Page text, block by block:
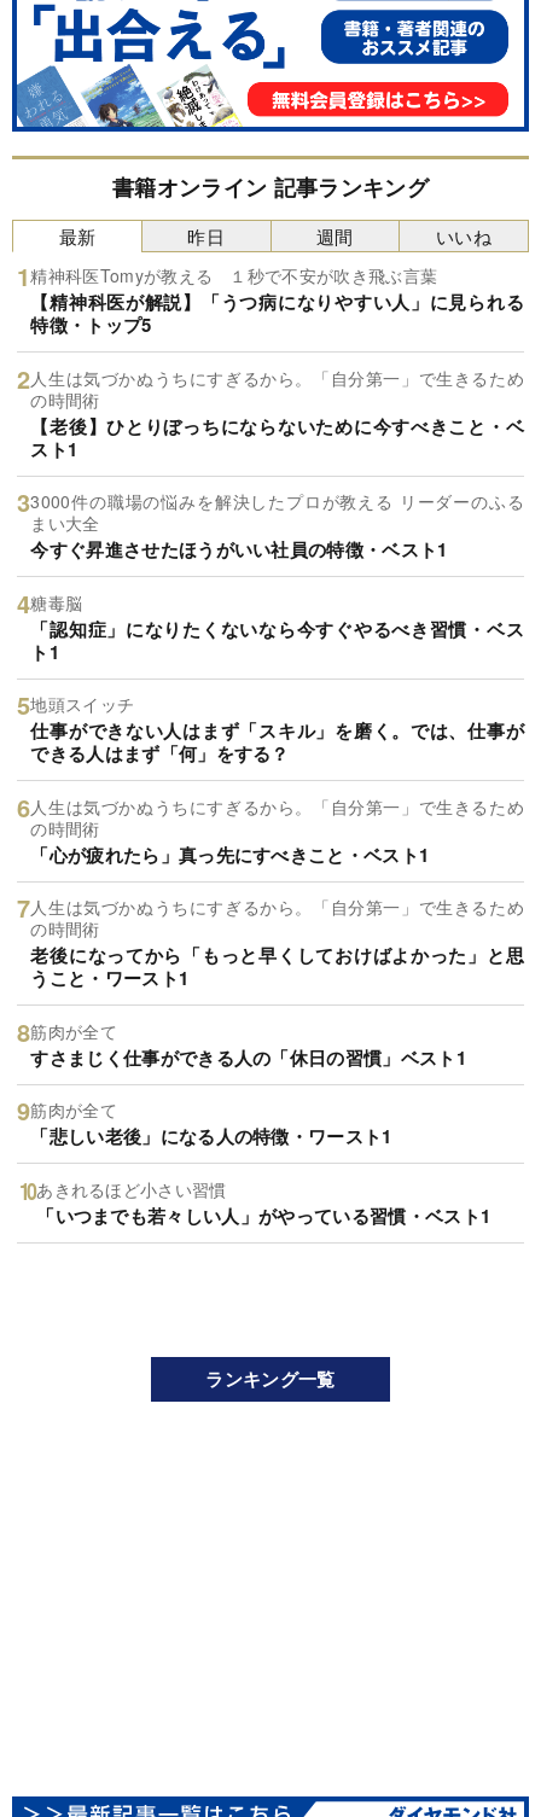
書籍オンライン 記事ランキング
最新
精神科医Tomyが教える １秒で不安が吹き飛ぶ言葉
【精神科医が解説】「うつ病になりやすい人」に見られる
特徴・トップ5
人生は気づかぬうちにすぎるから。「自分第一」で生きるため
の時間術
【老後】ひとりぼっちにならないために今すべきこと・ベ
スト1
3000件の職場の悩みを解決したプロが教える リーダーのふる
まい大全
今すぐ昇進させたほうがいい社員の特徴・ベスト1
糖毒脳
「認知症」になりたくないなら今すぐやるべき習慣・ベス
ト1
地頭スイッチ
仕事ができない人はまず「スキル」を磨く。では、仕事が
できる人はまず「何」をする？
人生は気づかぬうちにすぎるから。「自分第一」で生きるため
の時間術
「心が疲れたら」真っ先にすべきこと・ベスト1
人生は気づかぬうちにすぎるから。「自分第一」で生きるため
の時間術
老後になってから「もっと早くしておけばよかった」と思
うこと・ワースト1
筋肉が全て
すさまじく仕事ができる人の「休日の習慣」ベスト1
筋肉が全て
「悲しい老後」になる人の特徴・ワースト1
あきれるほど小さい習慣
「いつまでも若々しい人」がやっている習慣・ベスト1
昨日 週間 いいね
ランキング一覧